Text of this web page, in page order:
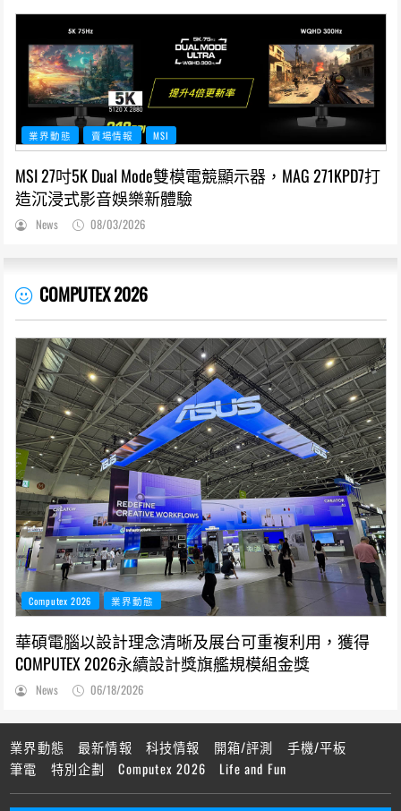
業界動態 賣場情報 MSI
MSI 27吋5K Dual Mode雙模電競顯示器，MAG 271KPD7打
造沉浸式影音娛樂新體驗
News 08/03/2026
COMPUTEX 2026
Computex 2026 業界動態
華碩電腦以設計理念清晰及展台可重複利用，獲得
COMPUTEX 2026永續設計獎旗艦規模組金獎
News 06/18/2026
業界動態 最新情報 科技情報 開箱/評測
手機/平板
筆電
特別企劃 Computex 2026 Life and Fun